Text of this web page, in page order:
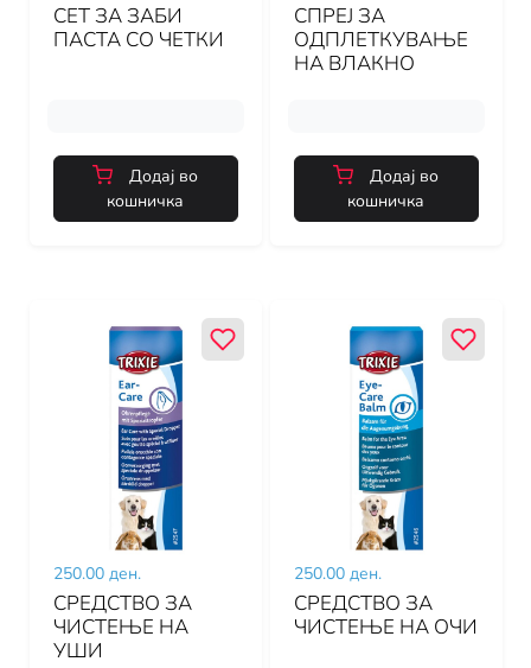
СЕТ ЗА ЗАБИ
ПАСТА СО ЧЕТКИ
Додај во
кошничка
СПРЕЈ ЗА
ОДПЛЕТКУВАЊЕ
НА ВЛАКНО
Додај во
кошничка
250.00 ден.
СРЕДСТВО ЗА
ЧИСТЕЊЕ НА
УШИ
250.00 ден.
СРЕДСТВО ЗА
ЧИСТЕЊЕ НА ОЧИ